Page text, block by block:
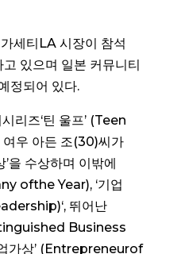
세티LA 시장이 참석
있으며 일본 커뮤니티
정되어 있다.
리즈‘틴 울프’ (Teen
우 아든 조(30)씨가
을 수상하며 이밖에
ofthe Year), ‘기업
뛰어난
Business
가상’ (Entrepreneurof